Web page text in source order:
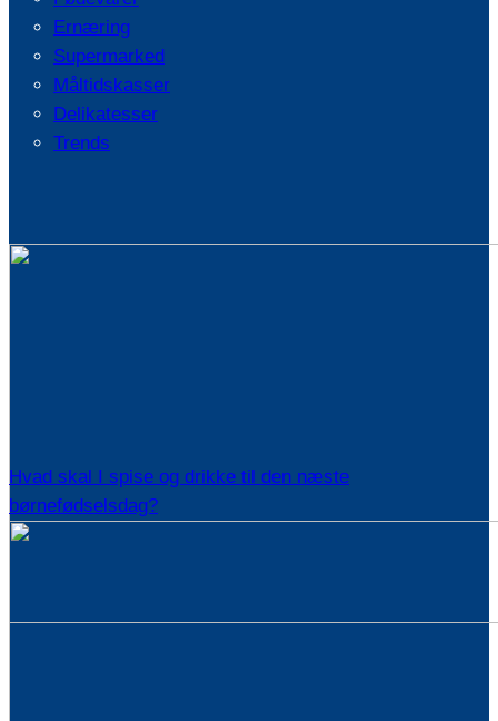
Ernæring
Supermarked
Måltidskasser
Delikatesser
Trends
Hvad skal I spise og drikke til den næste
børnefødselsdag?